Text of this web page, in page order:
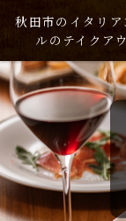
秋田市のイタリ
ルのテイクア